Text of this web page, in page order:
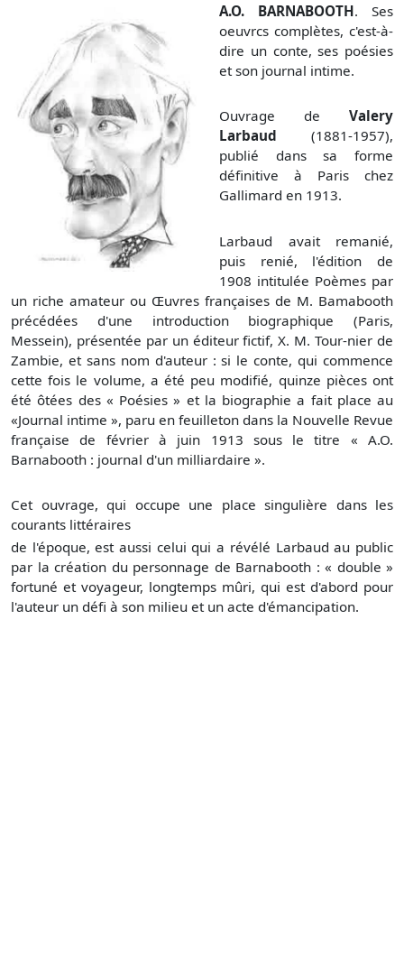
A.O. BARNABOOTH. Ses
oeuvrcs complètes, c'est-à-
dire un conte, ses poésies
et son journal intime.
Ouvrage de Valery
Larbaud (1881-1957),
publié dans sa forme
définitive à Paris chez
Gallimard en 1913.
Larbaud avait remanié,
puis renié, l'édition de
1908 intitulée Poèmes par
un riche amateur ou Œuvres françaises de M. Bamabooth
précédées d'une introduction biographique (Paris,
Messein), présentée par un éditeur fictif, X. M. Tour-nier de
Zambie, et sans nom d'auteur : si le conte, qui commence
cette fois le volume, a été peu modifié, quinze pièces ont
été ôtées des « Poésies » et la biographie a fait place au
«Journal intime », paru en feuilleton dans la Nouvelle Revue
française de février à juin 1913 sous le titre « A.O.
Barnabooth : journal d'un milliardaire ».
Cet ouvrage, qui occupe une place singulière dans les
courants littéraires
de l'époque, est aussi celui qui a révélé Larbaud au public
par la création du personnage de Barnabooth : « double »
fortuné et voyageur, longtemps mûri, qui est d'abord pour
l'auteur un défi à son milieu et un acte d'émancipation.